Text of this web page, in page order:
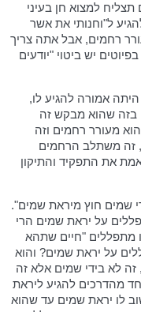
למצוא חן בעיני
ל"וחנותי את אשר
רחמים, אבל אתה צריך
יש ביטוי "יודעים
אמורה להגיע לו,
בזה שהוא מבקש זה
מעורר רחמים וזה
זה משתלב הרחמים
את התפקיד והתיקון
שמים חוץ מיראת שמים".
על יראת שמים הרי
מתפללים "חיים שתהא
על יראת שמים? והוא
לא בידי שמים אלא זה
מהדרכים להגיע ליראת
לו יראת שמים עד שהוא